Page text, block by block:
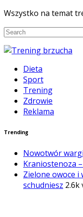
Wszystko na temat
Dieta
Sport
Trening
Zdrowie
Reklama
Trending
Nowotwór
Kraniostenoza
Zielone owoce i
schudniesz 2.6k